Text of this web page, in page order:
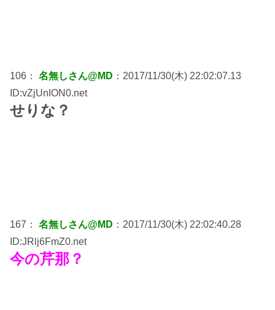
106： 名無しさん@MD ：2017/11/30(木) 22:02:07.13
ID:vZjUnION0.net
せりな？
167： 名無しさん@MD ：2017/11/30(木) 22:02:40.28
ID:JRlj6FmZ0.net
今の芹那？